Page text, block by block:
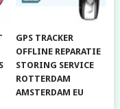
GPS TRACKER
OFFLINE REPARATIE
STORING SERVICE
ROTTERDAM
AMSTERDAM EU